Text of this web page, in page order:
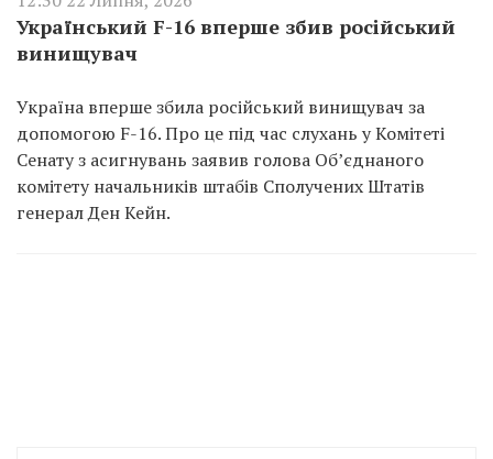
Український F-16 вперше збив російський
винищувач
Україна вперше збила російський винищувач за
допомогою F-16. Про це під час слухань у Комітеті
Сенату з асигнувань заявив голова Об’єднаного
комітету начальників штабів Сполучених Штатів
генерал Ден Кейн.